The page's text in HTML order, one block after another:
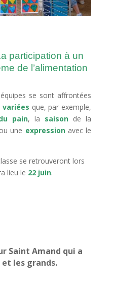
participation à un
de l’alimentation
se sont affrontées
variées que, par exemple,
pain, la saison de la
une expressionavec le
se retrouveront lors
lieu le 22 juin.
Saint Amand qui a
les grands.